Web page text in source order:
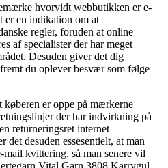
hvorvidt webbutikken er e-
er en indikation om at
regler, foruden at online
af specialister der har meget
Desuden giver det dig
du oplever besvær som følge
er oppe på mærkerne
der har indvirkning på
returneringsret internet
det desuden essesentielt, at man
mail kvittering, så man senere vil
Vital Garn 3808 Karrygul,